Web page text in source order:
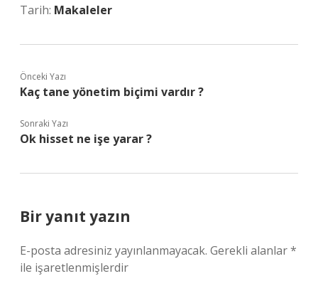
Tarih: Makaleler
Önceki Yazı
Kaç tane yönetim biçimi vardır ?
Sonraki Yazı
Ok hisset ne işe yarar ?
Bir yanıt yazın
E-posta adresiniz yayınlanmayacak. Gerekli alanlar*
ile işaretlenmişlerdir